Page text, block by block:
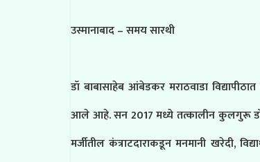
उस्मानाबाद – समय सारथी
डॉ बाबासाहेब आंबेडकर मराठवाडा
आले आहे. सन 2017 मध्ये तत्कालीन कुलगुरू डॉ
मर्जीतील कंत्राटदाराकडून मनमानी खरेदी,